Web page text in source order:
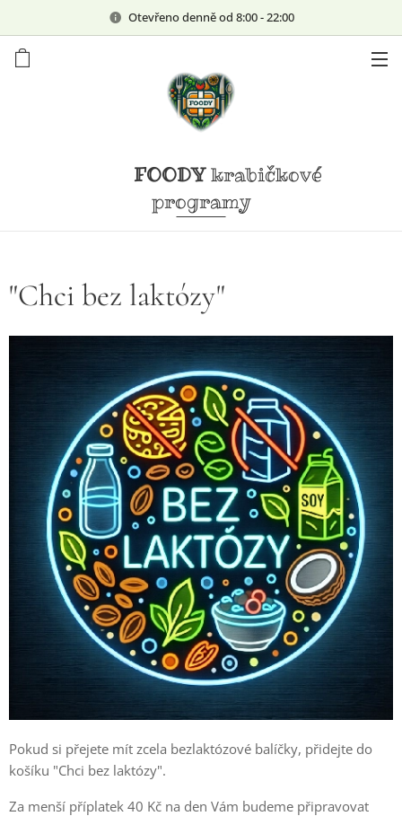
Otevřeno denně od 8:00 - 22:00
FOODYkrabičkové
programy
"Chci bez laktózy"
Pokud si přejete mít zcela bezlaktózové balíčky, přidejte do
košíku "Chci bez laktózy".
Za menší příplatek 40 Kč na den Vám budeme připravovat